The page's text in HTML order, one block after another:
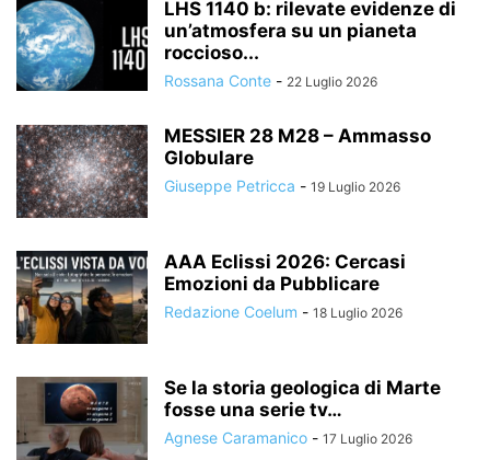
LHS 1140 b: rilevate evidenze di
un’atmosfera su un pianeta
roccioso...
Rossana Conte - 22 Luglio 2026
MESSIER 28 M28 – Ammasso
Globulare
Giuseppe Petricca - 19 Luglio 2026
AAA Eclissi 2026: Cercasi
Emozioni da Pubblicare
Redazione Coelum - 18 Luglio 2026
Se la storia geologica di Marte
fosse una serie tv…
Agnese Caramanico - 17 Luglio 2026